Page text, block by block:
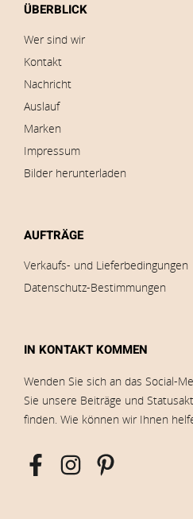
ÜBERBLICK
Wer sind wir
Kontakt
Nachricht
Auslauf
Marken
Impressum
Bilder herunterladen
AUFTRÄGE
Verkaufs- und Lieferbedingungen
Datenschutz-Bestimmungen
IN KONTAKT KOMMEN
Wenden Sie sich an das Social-
Sie unsere Beiträge und
finden. Wie können wir Ihnen